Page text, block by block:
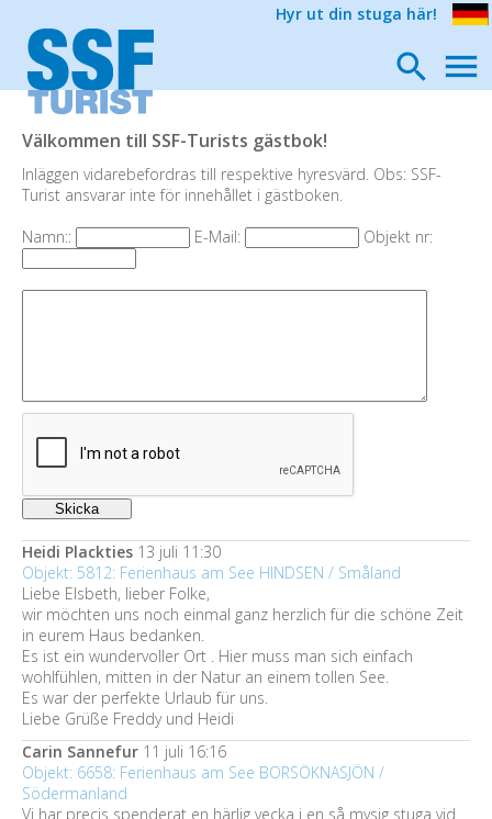
Hyr ut din stuga här!
Välkommen till SSF-Turists gästbok!
Inläggen vidarebefordras till respektive hyresvärd. Obs: SSF-
Turist ansvarar inte för innehållet i gästboken.
Namn::
E-Mail: Objekt nr:
Heidi Plackties 13 juli 11:30
Objekt: 5812: Ferienhaus am See HINDSEN / Småland
Liebe Elsbeth, lieber Folke,
wir möchten uns noch einmal ganz herzlich für die schöne Zeit
in eurem Haus bedanken.
Es ist ein wundervoller Ort . Hier muss man sich einfach
wohlfühlen, mitten in der Natur an einem tollen See.
Es war der perfekte Urlaub für uns.
Liebe Grüße Freddy und Heidi
Carin Sannefur 11 juli 16:16
Objekt: 6658: Ferienhaus am See BORSÖKNASJÖN /
Södermanland
Vi har precis spenderat en härlig vecka i en så mysig stuga vid